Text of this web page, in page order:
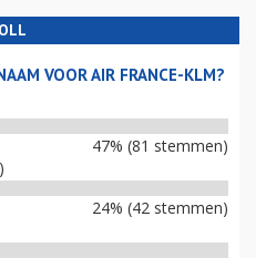
VOOR AIR FRANCE-KLM?
47% (81 stemmen)
24% (42 stemmen)